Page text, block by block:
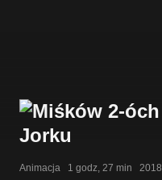
Animacja   1 godz, 27 min   2018